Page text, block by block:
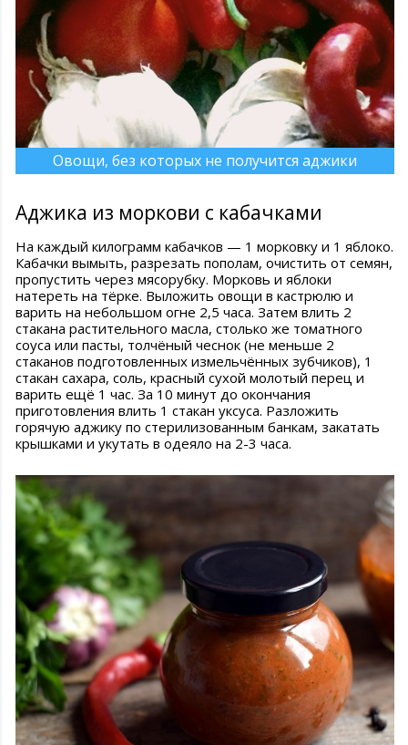
Овощи, без которых не получится аджики
Аджика из моркови с кабачками
На каждый килограмм кабачков — 1 морковку и 1 яблоко.
Кабачки вымыть, разрезать пополам, очистить от семян,
пропустить через мясорубку. Морковь и яблоки
натереть на тёрке. Выложить овощи в кастрюлю и
варить на небольшом огне 2,5 часа. Затем влить 2
стакана растительного масла, столько же томатного
соуса или пасты, толчёный чеснок (не меньше 2
стаканов подготовленных измельчённых зубчиков), 1
стакан сахара, соль, красный сухой молотый перец и
варить ещё 1 час. За 10 минут до окончания
приготовления влить 1 стакан уксуса. Разложить
горячую аджику по стерилизованным банкам, закатать
крышками и укутать в одеяло на 2-3 часа.